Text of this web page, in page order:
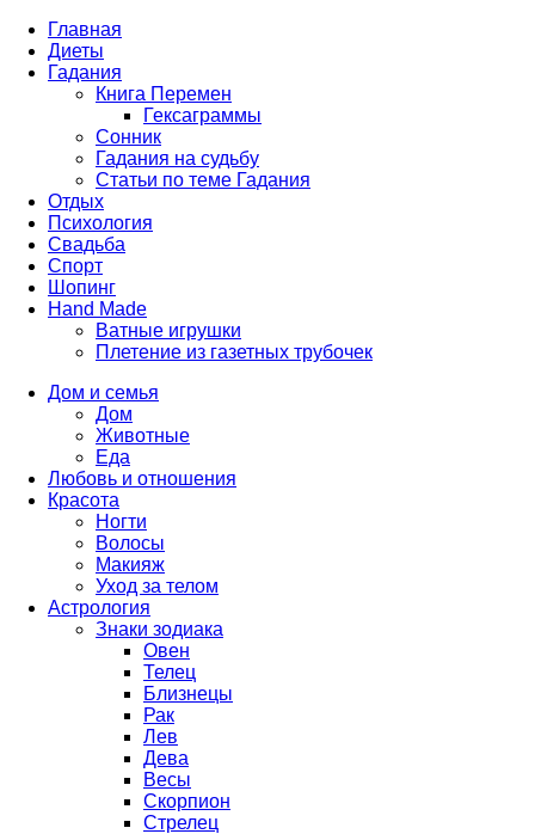
Главная
Диеты
Гадания
Книга Перемен
Гексаграммы
Сонник
Гадания на судьбу
Статьи по теме Гадания
Отдых
Психология
Свадьба
Спорт
Шопинг
Hand Made
Ватные игрушки
Плетение из газетных трубочек
Дом и семья
Дом
Животные
Еда
Любовь и отношения
Красота
Ногти
Волосы
Макияж
Уход за телом
Астрология
Знаки зодиака
Овен
Телец
Близнецы
Рак
Лев
Дева
Весы
Скорпион
Стрелец